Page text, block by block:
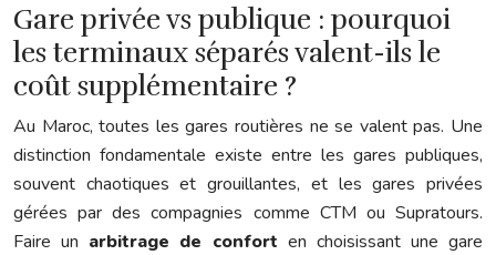
Gare privée vs publique : pourquoi
les terminaux séparés valent-ils le
coût supplémentaire ?
Au Maroc, toutes les gares routières ne se valent pas. Une
distinction fondamentale existe entre les gares publiques,
souvent chaotiques et grouillantes, et les gares privées
gérées par des compagnies comme CTM ou Supratours.
Faire un arbitrage de confort en choisissant une gare